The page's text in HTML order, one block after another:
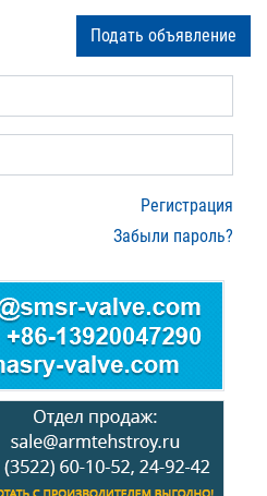
Подать объявление
Регистрация
Забыли пароль?